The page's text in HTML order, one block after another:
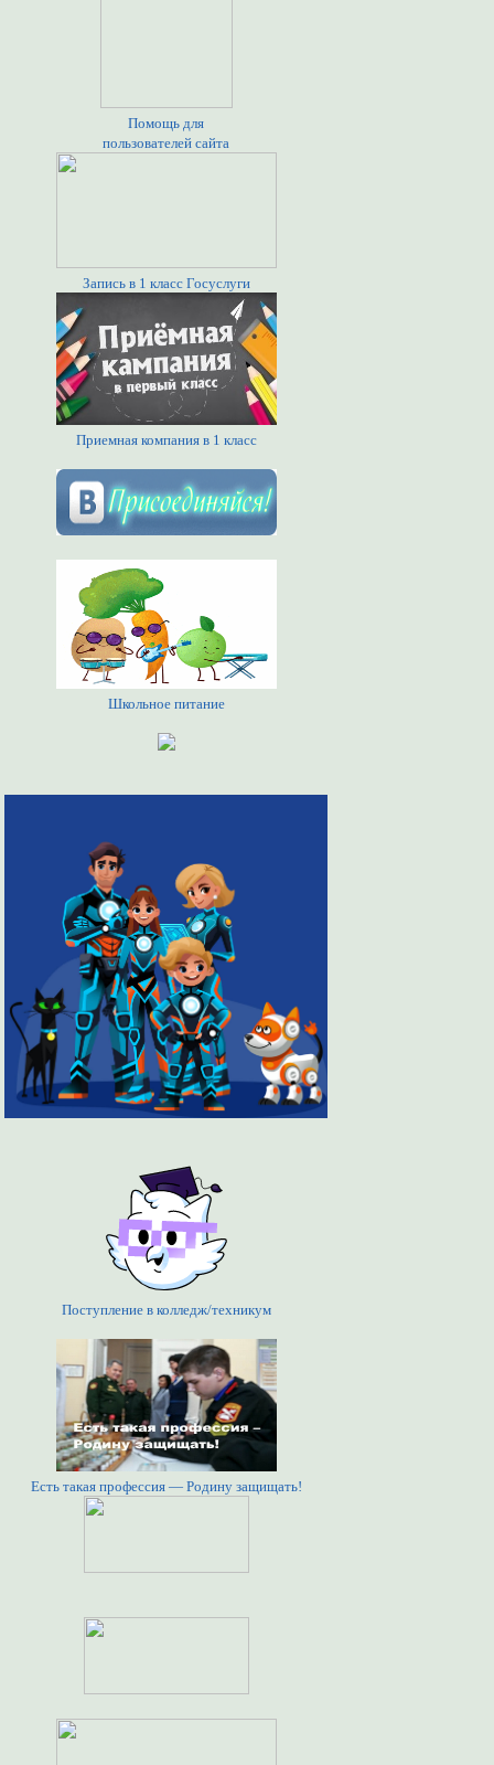
Помощь для
пользователей сайта
Запись в 1 класс Госуслуги
Приемная компания в 1 класс
Школьное питание
Поступление в колледж/техникум
Есть такая профессия — Родину защищать!